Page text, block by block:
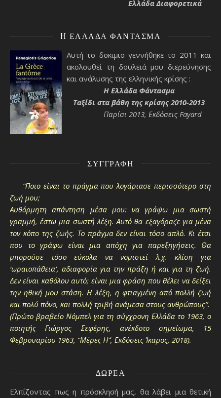
Ελλάδα Διαφορετικά
H ΕΛΛΆΔΑ ΦΆΝΤΑΣΜΑ
Αυτή το δοκιμιο γεννήθηκε το 2011 και
ακολουθεί τη δουλειά μου διερεύνησης
και ανάλυσης της ελληνικής κρίσης :
H Ελλάδα Φάντασμα
Ταξίδι στα βάθη της κρίσης 2010-2013
Παρίσι 2013, Εκδόσεις Fayard
ΣΥΓΓΡΑΦΉ
“Ποιο είναι το πράγμα που λογάριασε περισσότερο στη
ζωή μου;
Αυθόρμητη απάντηση μέσα μου: να γράψω μια σωστή
γραμμή, έστω μια σωστή λέξη. Αυτό θα εξαγόραζε για μένα
τον κόπο της ζωής. Το πράγμα δεν είναι τόσο απλό. Κι έτσι
που το γράφω είναι μια απόχη για παρεξηγήσεις. Θα
μπορούσε τόσο εύκολα να νομιστεί λ.χ. κλίση για
‘ωραιοπάθεια’, αδιαφορία για την πράξη ή και για τη ζωή.
Δεν είναι καθόλου αυτό; είναι μια φράση που θέλει να δείξει
την ηθική μου στάση. Η λέξη, η φτιαγμένη από πολλή ζωή
και πολύ πόνο, και πολλή τριβή ανάμεσα στους ανθρώπους”.
(Πρώτο βραβείο Νόμπελ για τη σύγχρονη Ελλάδα το 1963, ο
ποιητής Γιώργος Σεφέρης, ανέκδοτο σημείωμα, 15
Φεβρουαρίου 1963, “Μέρες Η΄”, Εκδόσεις Ίκαρος, 2018).
ΔΩΡΕΆ
Ελπίζοντας πως η πρόσκλησή μας, θα λάβει μια θετική